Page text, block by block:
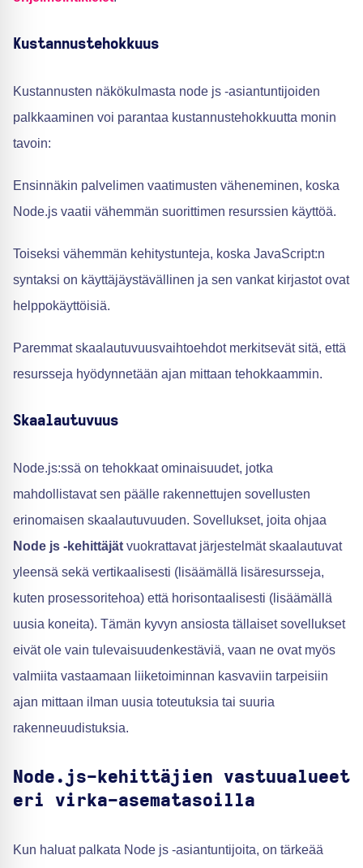
Kustannustehokkuus
Kustannusten näkökulmasta node js -asiantuntijoiden
palkkaaminen voi parantaa kustannustehokkuutta monin
tavoin:
Ensinnäkin palvelimen vaatimusten väheneminen, koska
Node.js vaatii vähemmän suorittimen resurssien käyttöä.
Toiseksi vähemmän kehitystunteja, koska JavaScript:n
syntaksi on käyttäjäystävällinen ja sen vankat kirjastot ovat
helppokäyttöisiä.
Paremmat skaalautuvuusvaihtoehdot merkitsevät sitä, että
resursseja hyödynnetään ajan mittaan tehokkaammin.
Skaalautuvuus
Node.js:ssä on tehokkaat ominaisuudet, jotka
mahdollistavat sen päälle rakennettujen sovellusten
erinomaisen skaalautuvuuden. Sovellukset, joita ohjaa
Node js -kehittäjät vuokrattavat järjestelmät skaalautuvat
yleensä sekä vertikaalisesti (lisäämällä lisäresursseja,
kuten prosessoritehoa) että horisontaalisesti (lisäämällä
uusia koneita). Tämän kyvyn ansiosta tällaiset sovellukset
eivät ole vain tulevaisuudenkestäviä, vaan ne ovat myös
valmiita vastaamaan liiketoiminnan kasvaviin tarpeisiin
ajan mittaan ilman uusia toteutuksia tai suuria
rakenneuudistuksia.
Node.js-kehittäjien vastuualueet
eri virka-asematasoilla
Kun haluat palkata Node js -asiantuntijoita, on tärkeää